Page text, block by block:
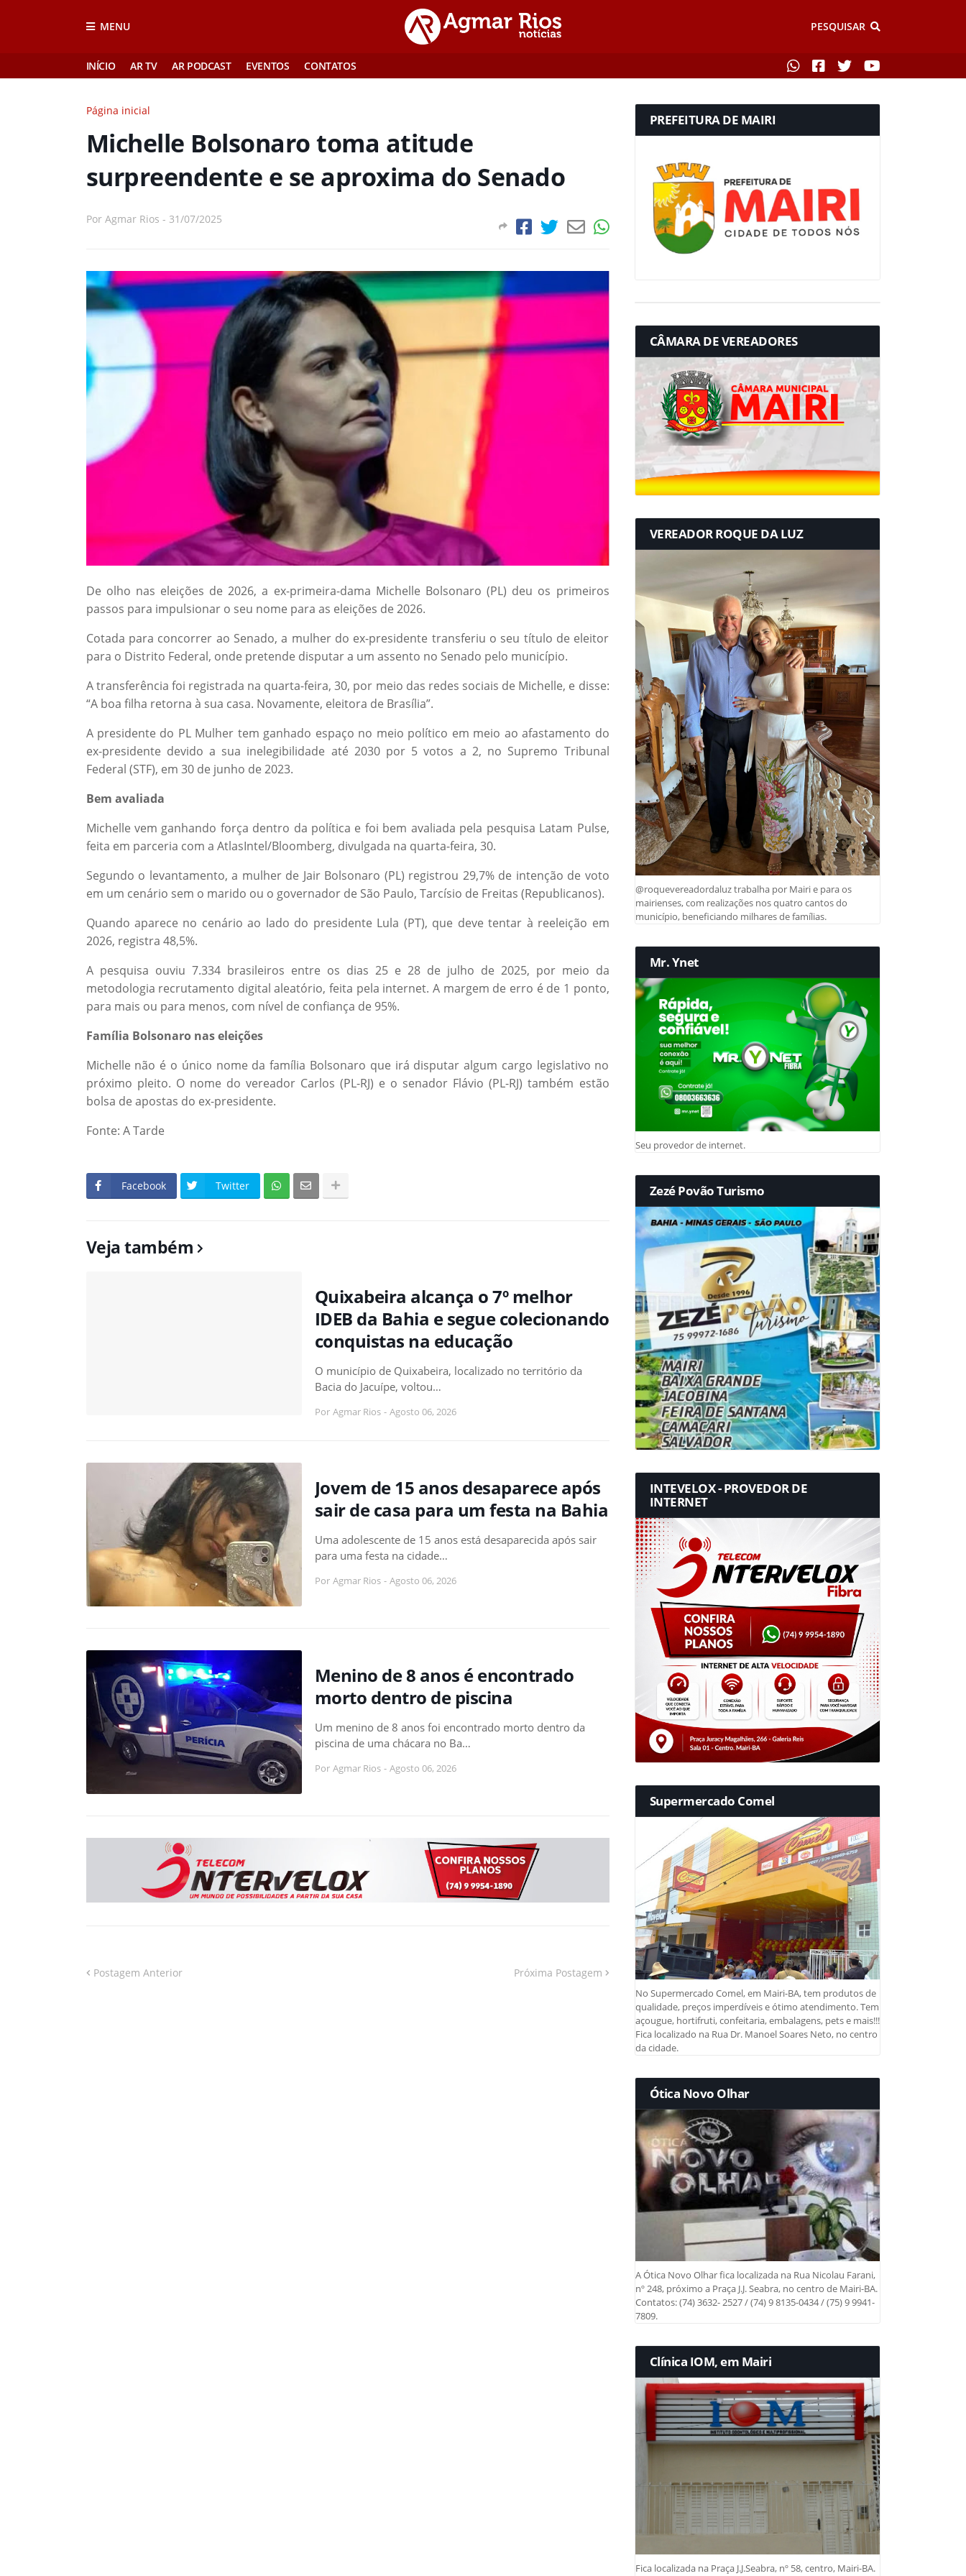
MENU PESQUISAR
INÍCIO AR TV AR PODCAST EVENTOS CONTATOS
Página inicial
Michelle Bolsonaro toma atitude
surpreendente e se aproxima do Senado
Por Agmar Rios - 31/07/2025
De olho nas eleições de 2026, a ex-primeira-dama Michelle Bolsonaro (PL) deu os primeiros
passos para impulsionar o seu nome para as eleições de 2026.
Cotada para concorrer ao Senado, a mulher do ex-presidente transferiu o seu título de eleitor
para o Distrito Federal, onde pretende disputar a um assento no Senado pelo município.
A transferência foi registrada na quarta-feira, 30, por meio das redes sociais de Michelle, e disse:
“A boa filha retorna à sua casa. Novamente, eleitora de Brasília”.
A presidente do PL Mulher tem ganhado espaço no meio político em meio ao afastamento do
ex-presidente devido a sua inelegibilidade até 2030 por 5 votos a 2, no Supremo Tribunal
Federal (STF), em 30 de junho de 2023.
Bem avaliada
Michelle vem ganhando força dentro da política e foi bem avaliada pela pesquisa Latam Pulse,
feita em parceria com a AtlasIntel/Bloomberg, divulgada na quarta-feira, 30.
Segundo o levantamento, a mulher de Jair Bolsonaro (PL) registrou 29,7% de intenção de voto
em um cenário sem o marido ou o governador de São Paulo, Tarcísio de Freitas (Republicanos).
Quando aparece no cenário ao lado do presidente Lula (PT), que deve tentar à reeleição em
2026, registra 48,5%.
A pesquisa ouviu 7.334 brasileiros entre os dias 25 e 28 de julho de 2025, por meio da
metodologia recrutamento digital aleatório, feita pela internet. A margem de erro é de 1 ponto,
para mais ou para menos, com nível de confiança de 95%.
Família Bolsonaro nas eleições
Michelle não é o único nome da família Bolsonaro que irá disputar algum cargo legislativo no
próximo pleito. O nome do vereador Carlos (PL-RJ) e o senador Flávio (PL-RJ) também estão
bolsa de apostas do ex-presidente.
Fonte: A Tarde
Facebook Twitter
Veja também
Quixabeira alcança o 7º melhor
IDEB da Bahia e segue colecionando
conquistas na educação
O município de Quixabeira, localizado no território da
Bacia do Jacuípe, voltou…
Por Agmar Rios - Agosto 06, 2026
Jovem de 15 anos desaparece após
sair de casa para um festa na Bahia
Uma adolescente de 15 anos está desaparecida após sair
para uma festa na cidade…
Por Agmar Rios - Agosto 06, 2026
Menino de 8 anos é encontrado
morto dentro de piscina
Um menino de 8 anos foi encontrado morto dentro da
piscina de uma chácara no Ba…
Por Agmar Rios - Agosto 06, 2026
Postagem Anterior Próxima Postagem
PREFEITURA DE MAIRI
CÂMARA DE VEREADORES
VEREADOR ROQUE DA LUZ
@roquevereadordaluz trabalha por Mairi e para os
mairienses, com realizações nos quatro cantos do
município, beneficiando milhares de famílias.
Mr. Ynet
Seu provedor de internet.
Zezé Povão Turismo
INTEVELOX - PROVEDOR DE
INTERNET
Supermercado Comel
No Supermercado Comel, em Mairi-BA, tem produtos de
qualidade, preços imperdíveis e ótimo atendimento. Tem
açougue, hortifruti, confeitaria, embalagens, pets e mais!!!
Fica localizado na Rua Dr. Manoel Soares Neto, no centro
da cidade.
Ótica Novo Olhar
A Ótica Novo Olhar fica localizada na Rua Nicolau Farani,
nº 248, próximo a Praça J.J. Seabra, no centro de Mairi-BA.
Contatos: (74) 3632- 2527 / (74) 9 8135-0434 / (75) 9 9941-
7809.
Clínica IOM, em Mairi
Fica localizada na Praça J.J.Seabra, nº 58, centro, Mairi-BA.